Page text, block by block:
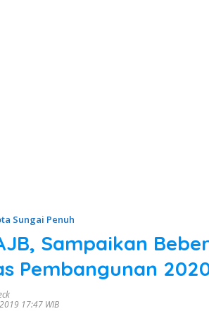
Sungai Penuh
Sampaikan
Pembangunan
17:47 WIB